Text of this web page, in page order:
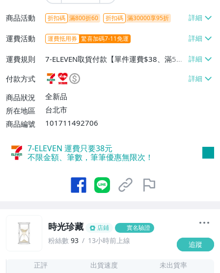
商品活動 折扣碼 滿800折60 折扣碼 滿30000享95折
運費活動 運費抵用券 驚喜加碼7-11免運
運費規則
7-ELEVEN取貨付款【單件運費$38、滿5件
或消費滿$1298免運費】、7-ELEVEN取貨
不付款【免運費】、萊爾富取貨付款【單件
運費$60、滿5件或消費滿$1298免運
費】、宅配/貨運【單件運費$120、滿5件
付款方式
商品狀況
全新品
所在地區
台北市
商品編號
101711492706
7-ELEVEN 運費只要38元
不限金額、筆數，筆筆優惠無限次！
時光珍藏 店鋪 實名驗證
粉絲數 93 13小時前上線 追蹤
正評 出貨速度 未出貨率